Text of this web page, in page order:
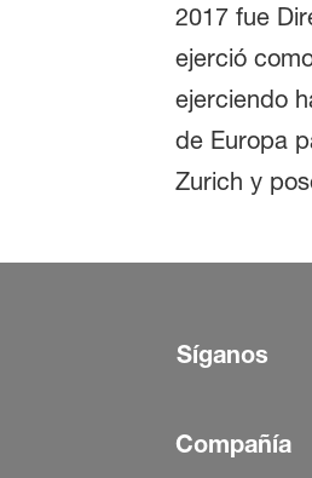
2017 fue
ejerció
ejerciendo
de Europa
Zurich y
Síganos
Compañía